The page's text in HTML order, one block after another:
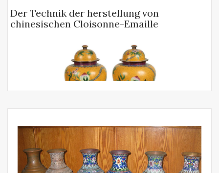
Der Technik der herstellung von
chinesischen Cloisonne-Emaille